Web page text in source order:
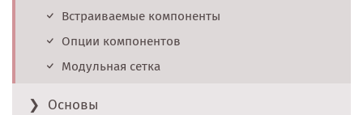
Встраиваемые компоненты
Опции компонентов
Модульная сетка
Основы